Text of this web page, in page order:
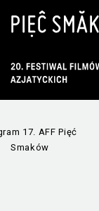
17. AFF Pięć
Smaków